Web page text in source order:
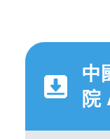
中
院